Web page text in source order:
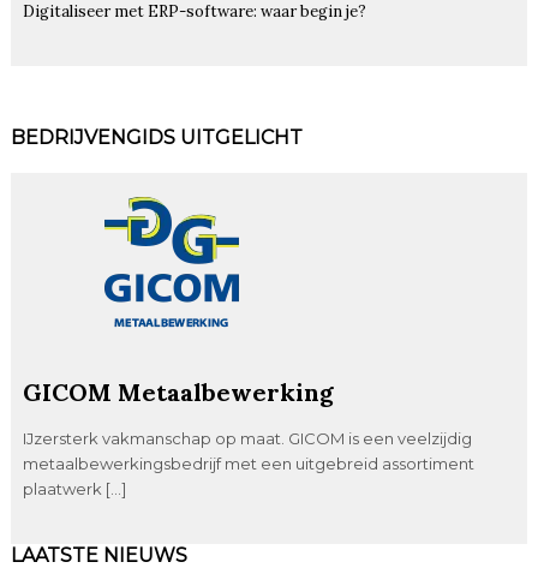
Digitaliseer met ERP-software: waar begin je?
BEDRIJVENGIDS UITGELICHT
GICOM Metaalbewerking
IJzersterk vakmanschap op maat. GICOM is een veelzijdig
metaalbewerkingsbedrijf met een uitgebreid assortiment
plaatwerk […]
LAATSTE NIEUWS